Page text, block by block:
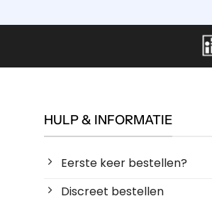
HULP & INFORMATIE
Eerste keer bestellen?
Discreet bestellen